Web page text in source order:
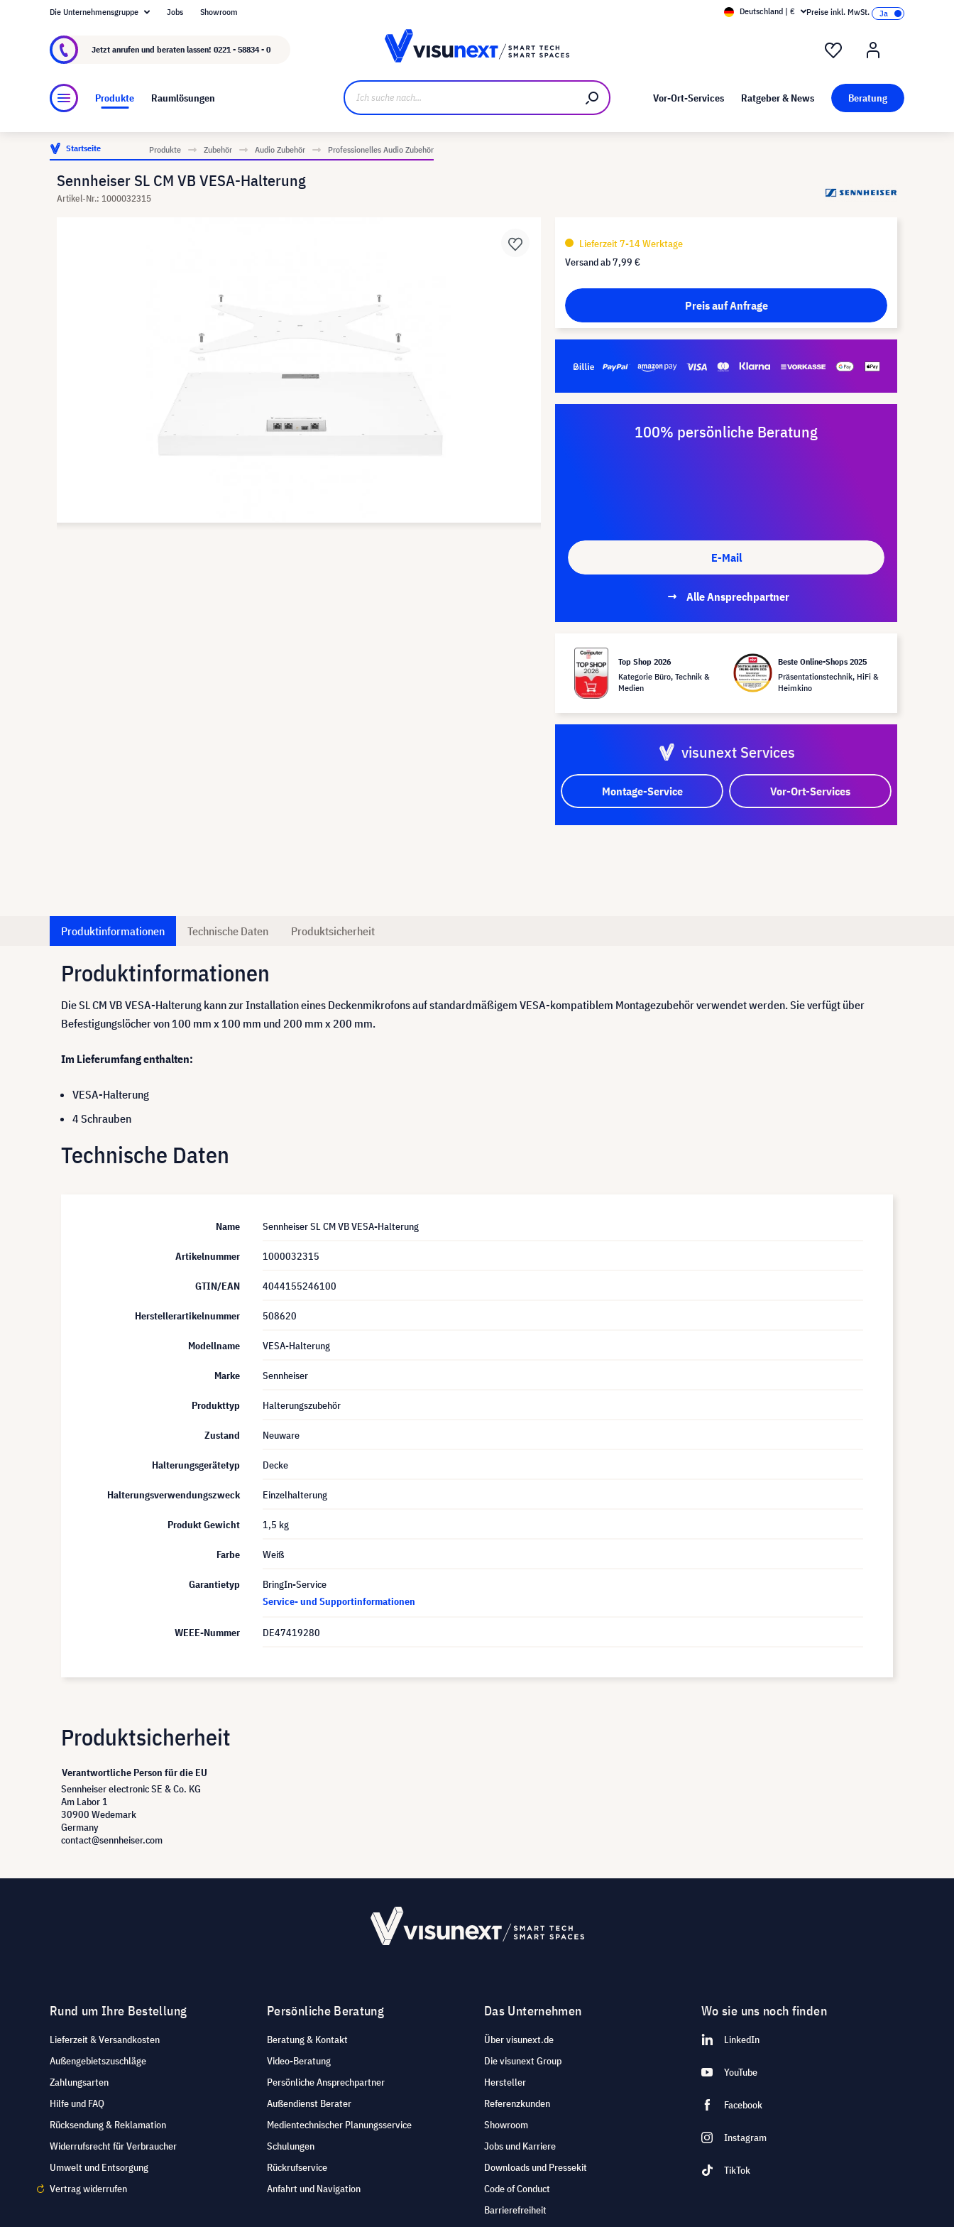
Über visunext.de Kunst bei visunext
Die Unternehmensgruppe Jobs Showroom Deutschland | € Preise inkl. MwSt.
Jetzt anrufen und beraten lassen! 0221 - 58834 - 0
Produkte Raumlösungen Vor-Ort-Services Ratgeber & News Beratung
Startseite Produkte Zubehör Audio Zubehör Professionelles Audio Zubehör
Sennheiser SL CM VB VESA-Halterung
Artikel-Nr.: 1000032315
Lieferzeit 7-14 Werktage
Versand ab7,99 €
Preis auf Anfrage
100% persönliche Beratung
E-Mail
Alle Ansprechpartner
Top Shop 2026
Kategorie Büro, Technik &
Medien
Beste Online-Shops 2025
Präsentationstechnik, HiFi &
Heimkino
visunext Services
Montage-Service Vor-Ort-Services
Produktinformationen Technische Daten Produktsicherheit
Produktinformationen
Die SL CM VB VESA-Halterung kann zur Installation eines Deckenmikrofons auf standardmäßigem VESA-kompatiblem Montagezubehör verwendet werden. Sie verfügt über
Befestigungslöcher von 100 mm x 100 mm und 200 mm x 200 mm.
Im Lieferumfang enthalten:
VESA-Halterung
4 Schrauben
Technische Daten
Name Sennheiser SL CM VB VESA-Halterung
Artikelnummer 1000032315
GTIN/EAN 4044155246100
Herstellerartikelnummer 508620
Modellname VESA-Halterung
Marke Sennheiser
Produkttyp Halterungszubehör
Zustand Neuware
Halterungsgerätetyp Decke
Halterungsverwendungszweck Einzelhalterung
Produkt Gewicht 1,5 kg
Farbe Weiß
Garantietyp
BringIn-Service
Service- und Supportinformationen
WEEE-Nummer DE47419280
Produktsicherheit
Verantwortliche Person für die EU
Sennheiser electronic SE & Co. KG
Am Labor 1
30900 Wedemark
Germany
contact@sennheiser.com
Rund um Ihre Bestellung
Lieferzeit & Versandkosten
Außengebietszuschläge
Zahlungsarten
Hilfe und FAQ
Rücksendung & Reklamation
Widerrufsrecht für Verbraucher
Umwelt und Entsorgung
Vertrag widerrufen
Persönliche Beratung
Beratung & Kontakt
Video-Beratung
Persönliche Ansprechpartner
Außendienst Berater
Medientechnischer Planungsservice
Schulungen
Rückrufservice
Anfahrt und Navigation
Das Unternehmen
Über visunext.de
Die visunext Group
Hersteller
Referenzkunden
Showroom
Jobs und Karriere
Downloads und Pressekit
Code of Conduct
Barrierefreiheit
Wo sie uns noch finden
LinkedIn
YouTube
Facebook
Instagram
TikTok